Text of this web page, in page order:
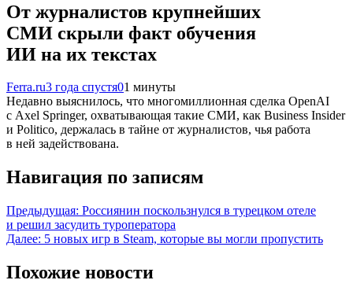
От журналистов крупнейших
СМИ скрыли факт обучения
ИИ на их текстах
Ferra.ru3 года спустя01 минуты
Недавно выяснилось, что многомиллионная сделка OpenAI
с Axel Springer, охватывающая такие СМИ, как Business Insider
и Politico, держалась в тайне от журналистов, чья работа
в ней задействована.
Навигация по записям
Предыдущая: Россиянин поскользнулся в турецком отеле
и решил засудить туроператора
Далее: 5 новых игр в Steam, которые вы могли пропустить
Похожие новости